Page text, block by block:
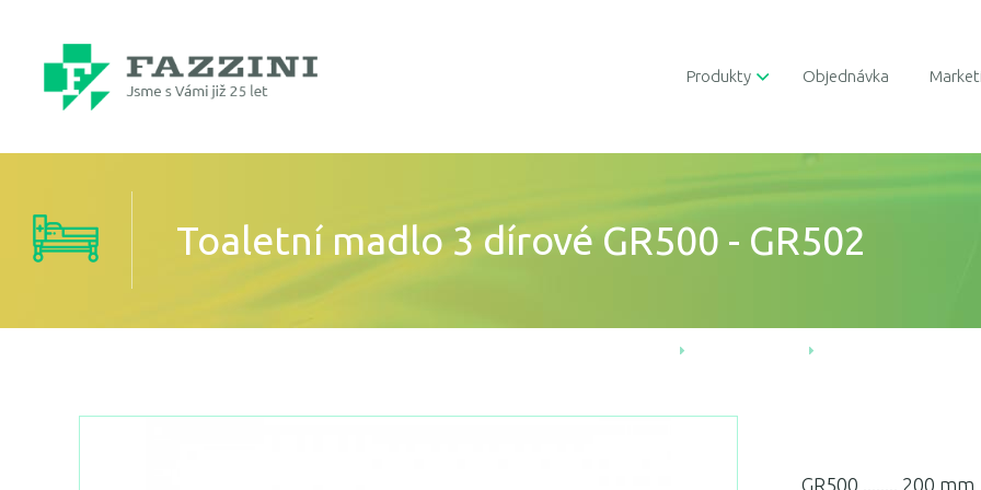
Produkty Objednávka
Toaletní madlo 3 dírové GR500 - GR502
GR500 ........ 200 mm